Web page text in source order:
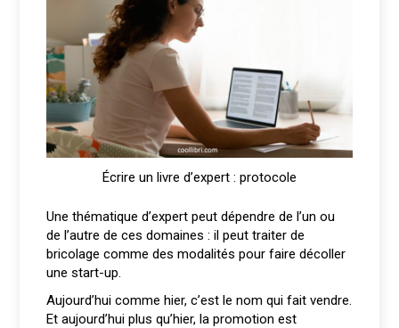
Écrire un livre d’expert : protocole
Une thématique d’expert peut dépendre de l’un ou
de l’autre de ces domaines : il peut traiter de
bricolage comme des modalités pour faire décoller
une start-up.
Aujourd’hui comme hier, c’est le nom qui fait vendre.
Et aujourd’hui plus qu’hier, la promotion est